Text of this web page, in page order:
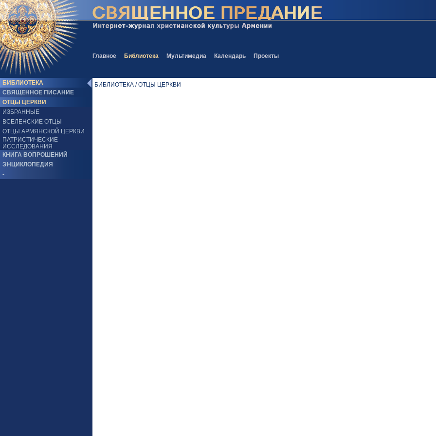
Главное Библиотека Мультимедиа Календарь Проекты
БИБЛИОТЕКА
СВЯЩЕННОЕ ПИСАНИЕ
ОТЦЫ ЦЕРКВИ
ИЗБРАННЫЕ
ВСЕЛЕНСКИЕ ОТЦЫ
ОТЦЫ АРМЯНСКОЙ ЦЕРКВИ
ПАТРИСТИЧЕСКИЕ
ИССЛЕДОВАНИЯ
КНИГА ВОПРОШЕНИЙ
ЭНЦИКЛОПЕДИЯ
-
БИБЛИОТЕКА / ОТЦЫ ЦЕРКВИ